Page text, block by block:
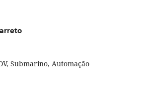
Submarino, Automação